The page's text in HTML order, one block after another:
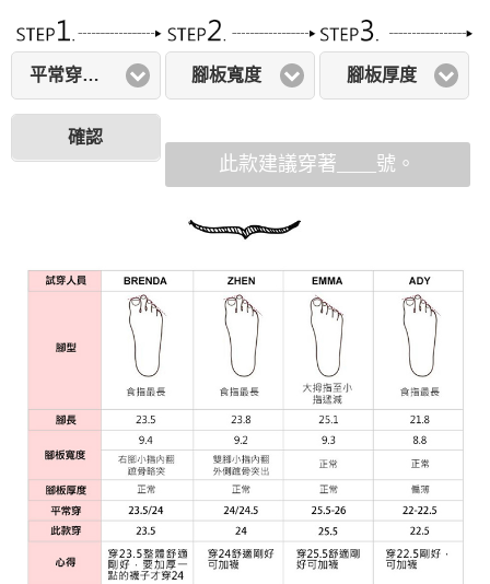
平常穿著尺寸 腳板寬度 腳板厚度
確認
此款建議穿著____號。